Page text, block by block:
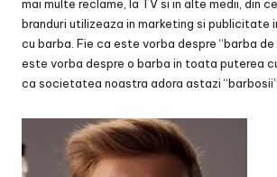
mai multe reclame, la TV si in alte medii, din
branduri utilizeaza in marketing si publicitate
cu barba. Fie ca este vorba despre “barba de
este vorba despre o barba in toata puterea
ca societatea noastra adora astazi “barbosii”.